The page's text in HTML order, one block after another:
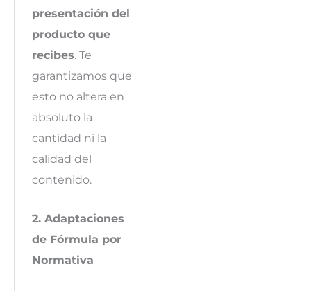
presentación del
producto que
recibes. Te
garantizamos que
esto no altera en
absoluto la
cantidad ni la
calidad del
contenido.
2. Adaptaciones
de Fórmula por
Normativa